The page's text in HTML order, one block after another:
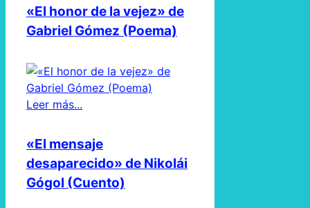
«El honor de la vejez» de
Gabriel Gómez (Poema)
Leer más...
«El mensaje
desaparecido» de Nikolái
Gógol (Cuento)